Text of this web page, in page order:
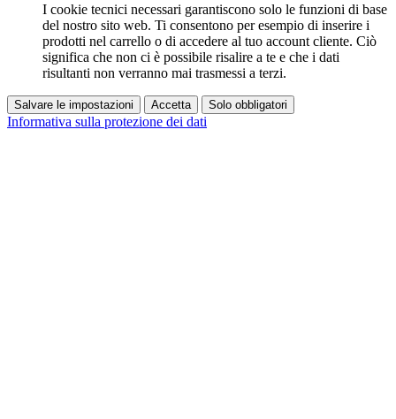
I cookie tecnici necessari garantiscono solo le funzioni di base
del nostro sito web. Ti consentono per esempio di inserire i
prodotti nel carrello o di accedere al tuo account cliente. Ciò
significa che non ci è possibile risalire a te e che i dati
risultanti non verranno mai trasmessi a terzi.
Salvare le impostazioni Accetta Solo obbligatori
Informativa sulla protezione dei dati